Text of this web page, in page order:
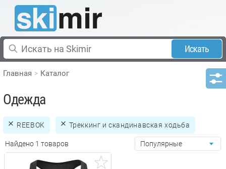
Искать
Главная Каталог
Одежда
REEBOK Треккинг и скандинавская ходьба
Найдено 1 товаров Популярные